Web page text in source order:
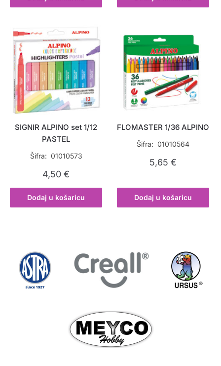
SIGNIR ALPINO set 1/12
PASTEL
Šifra: 01010573
4,50€
Dodaj u košaricu
FLOMASTER 1/36 ALPINO
Šifra: 01010564
5,65€
Dodaj u košaricu